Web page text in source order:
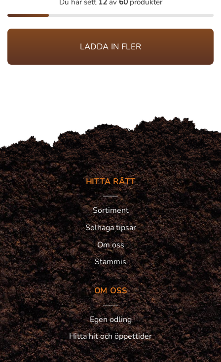
Du har sett 12av 60produkter
LADDA IN FLER
HITTA RÄTT
Sortiment
Solhaga tipsar
Om oss
Stammis
OM OSS
Egen odling
Hitta hit och öppettider